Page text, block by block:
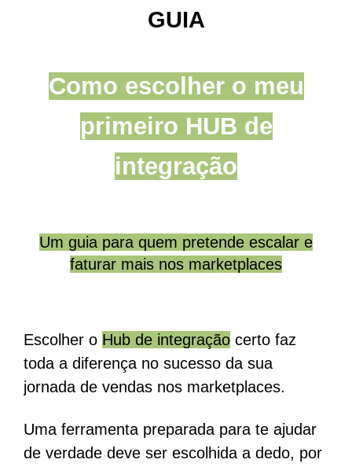
GUIA
Como escolher o meu
primeiro HUB de
integração
Um guia para quem pretende escalar e
faturar mais nos marketplaces
Escolher o Hub de integração certo faz
toda a diferença no sucesso da sua
jornada de vendas nos marketplaces.
Uma ferramenta preparada para te ajudar
de verdade deve ser escolhida a dedo, por